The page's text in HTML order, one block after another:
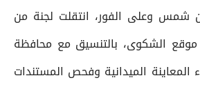
شمس وعلى الفور، انتقلت لجنة من
الشكوى، بالتنسيق مع محافظة
المعاينة الميدانية وفحص المستندات